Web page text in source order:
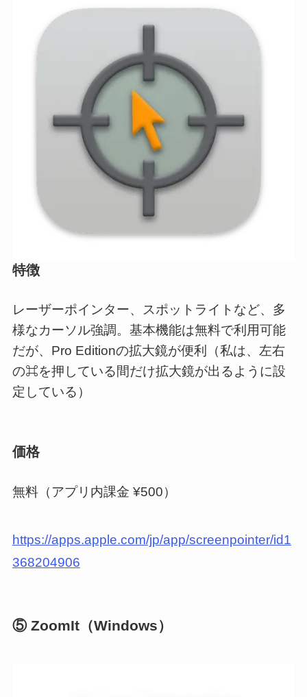
特徴
レーザーポインター、スポットライトなど、多
様なカーソル強調。基本機能は無料で利用可能
だが、Pro Editionの拡大鏡が便利（私は、左右
の⌘を押している間だけ拡大鏡が出るように設
定している）
価格
無料（アプリ内課金 ¥500）
https://apps.apple.com/jp/app/screenpointer/id1
368204906
⑤ ZoomIt（Windows）